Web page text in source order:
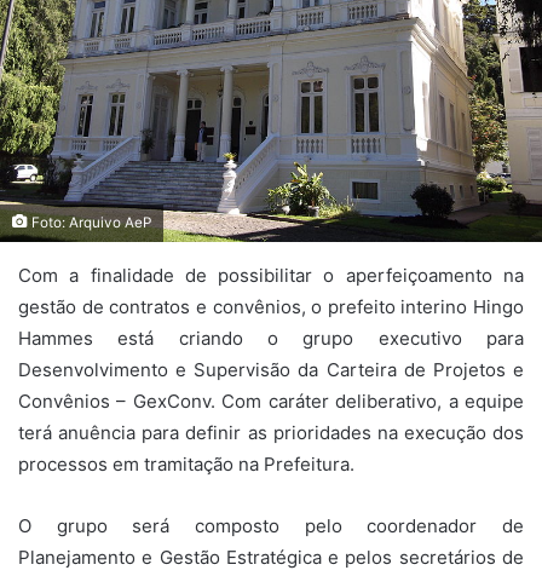
Foto: Arquivo AeP
Com a finalidade de possibilitar o aperfeiçoamento na
gestão de contratos e convênios, o prefeito interino Hingo
Hammes está criando o grupo executivo para
Desenvolvimento e Supervisão da Carteira de Projetos e
Convênios – GexConv. Com caráter deliberativo, a equipe
terá anuência para definir as prioridades na execução dos
processos em tramitação na Prefeitura.
O grupo será composto pelo coordenador de
Planejamento e Gestão Estratégica e pelos secretários de